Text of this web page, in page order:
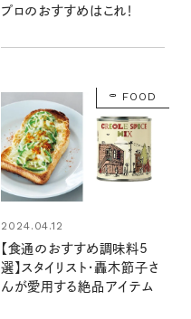
プロのおすすめはこれ！
FOOD
2024.04.12
【食通のおすすめ調味料5
選】スタイリスト・轟木節子さ
んが愛用する絶品アイテム